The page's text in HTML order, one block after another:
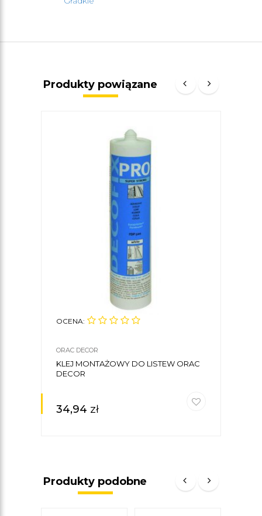
Produkty powiązane
OCENA:
ORAC DECOR
KLEJ MONTAŻOWY DO LISTEW ORAC
DECOR
34,94 zł
Produkty podobne